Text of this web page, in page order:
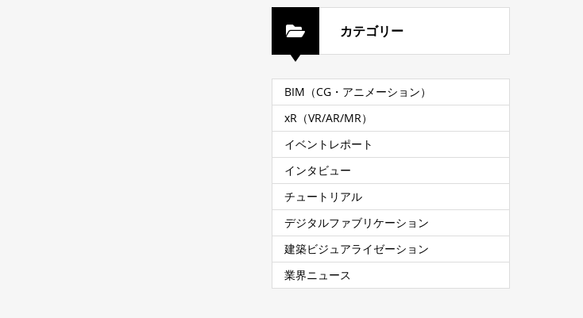
カテゴリー
BIM（CG・アニメーション）
xR（VR/AR/MR）
イベントレポート
インタビュー
チュートリアル
デジタルファブリケーション
建築ビジュアライゼーション
業界ニュース